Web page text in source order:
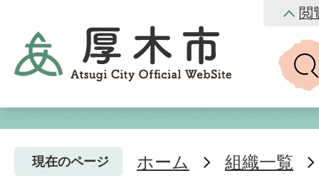
閲
現在のページ ホーム 組織一覧